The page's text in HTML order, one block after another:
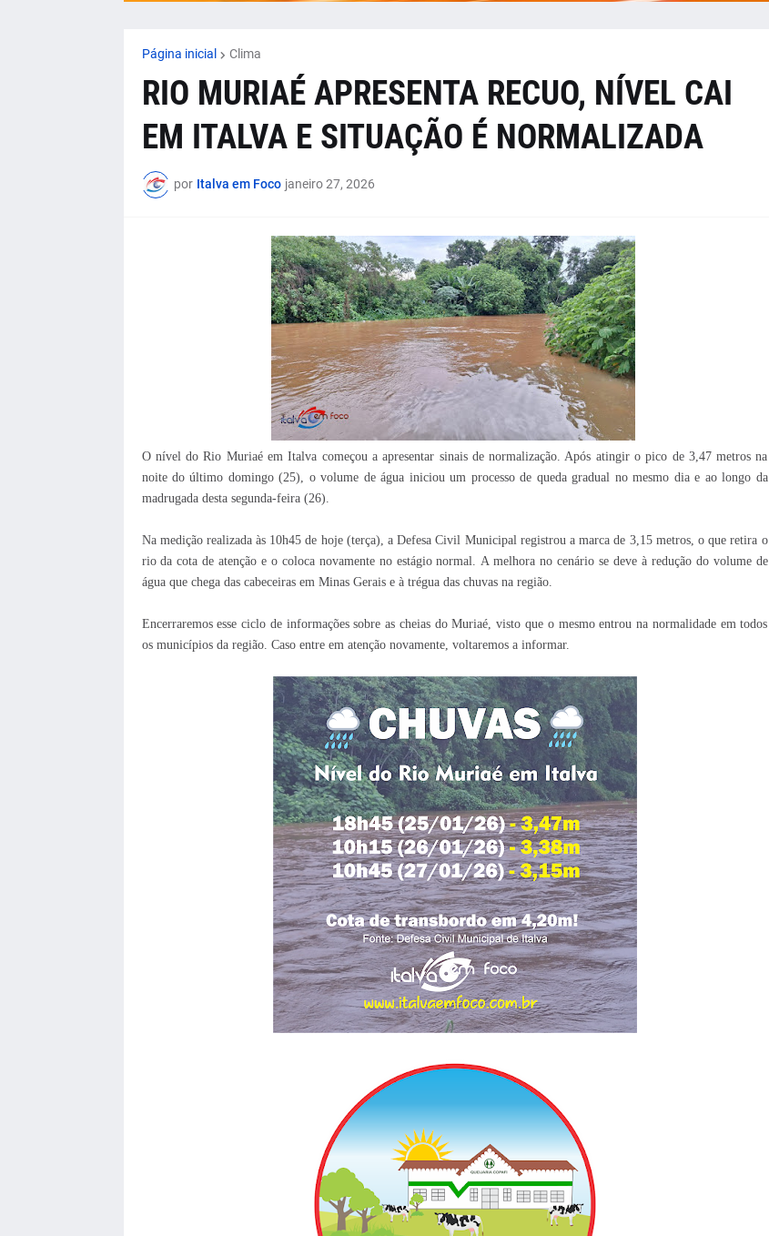
Página inicial Clima
RIO MURIAÉ APRESENTA RECUO, NÍVEL CAI
EM ITALVA E SITUAÇÃO É NORMALIZADA
por Italva em Foco janeiro 27, 2026
O nível do Rio Muriaé em Italva começou a apresentar sinais de normalização. Após atingir o pico de 3,47 metros na
noite do último domingo (25), o volume de água iniciou um processo de queda gradual no mesmo dia e ao longo da
madrugada desta segunda-feira (26).
Na medição realizada às 10h45 de hoje (terça), a Defesa Civil Municipal registrou a marca de 3,15 metros, o que retira o
rio da cota de atenção e o coloca novamente no estágio normal. A melhora no cenário se deve à redução do volume de
água que chega das cabeceiras em Minas Gerais e à trégua das chuvas na região.
Encerraremos esse ciclo de informações sobre as cheias do Muriaé, visto que o mesmo entrou na normalidade em todos
os municípios da região. Caso entre em atenção novamente, voltaremos a informar.